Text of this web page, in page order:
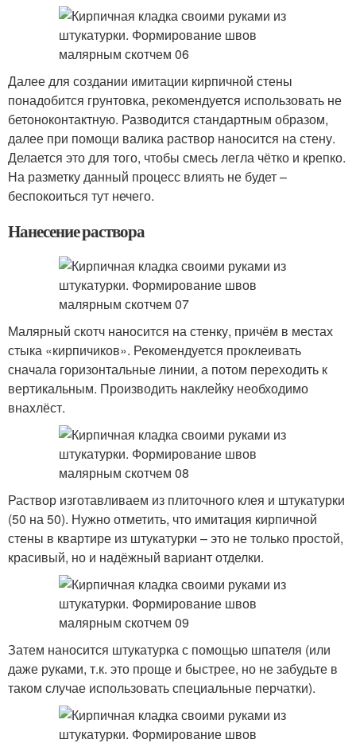
Далее для создании имитации кирпичной стены
понадобится грунтовка, рекомендуется использовать не
бетоноконтактную. Разводится стандартным образом,
далее при помощи валика раствор наносится на стену.
Делается это для того, чтобы смесь легла чётко и крепко.
На разметку данный процесс влиять не будет –
беспокоиться тут нечего.
Нанесение раствора
Малярный скотч наносится на стенку, причём в местах
стыка «кирпичиков». Рекомендуется проклеивать
сначала горизонтальные линии, а потом переходить к
вертикальным. Производить наклейку необходимо
внахлёст.
Раствор изготавливаем из плиточного клея и штукатурки
(50 на 50). Нужно отметить, что имитация кирпичной
стены в квартире из штукатурки – это не только простой,
красивый, но и надёжный вариант отделки.
Затем наносится штукатурка с помощью шпателя (или
даже руками, т.к. это проще и быстрее, но не забудьте в
таком случае использовать специальные перчатки).